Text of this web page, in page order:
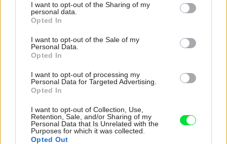
not limited to your visit or usage behaviour. You may click to
grant or deny consent to Google and its third-party tags to
use your data for below specified purposes in below Google
consent section.
I want to opt-out of the Sharing of my
personal data.
Opted In
I want to opt-out of the Sale of my
Personal Data.
Opted In
I want to opt-out of processing my
Personal Data for Targeted Advertising.
Opted In
I want to opt-out of Collection, Use,
Retention, Sale, and/or Sharing of my
Personal Data that Is Unrelated with the
Purposes for which it was collected.
Opted Out